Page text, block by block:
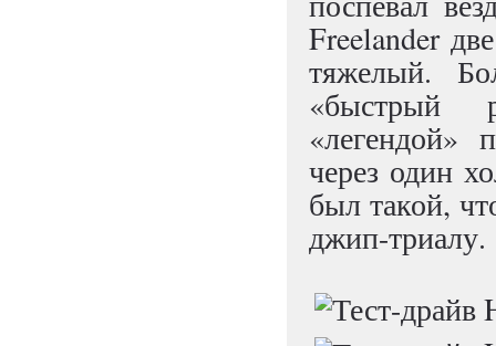
Freelander
тяжелый.
«быстрый
«легендой»
через один
был такой,
джип-триалу.